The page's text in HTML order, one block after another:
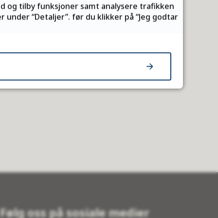
vi søker etter aktuell kunnskap som er
innføring i noen aktuelle kilder til
flere deltakere per kommune. De med lang
Følg oss på sosiale medier
og tilby funksjoner samt analysere trafikken
“Detaljer”. før du klikker på “Jeg godtar